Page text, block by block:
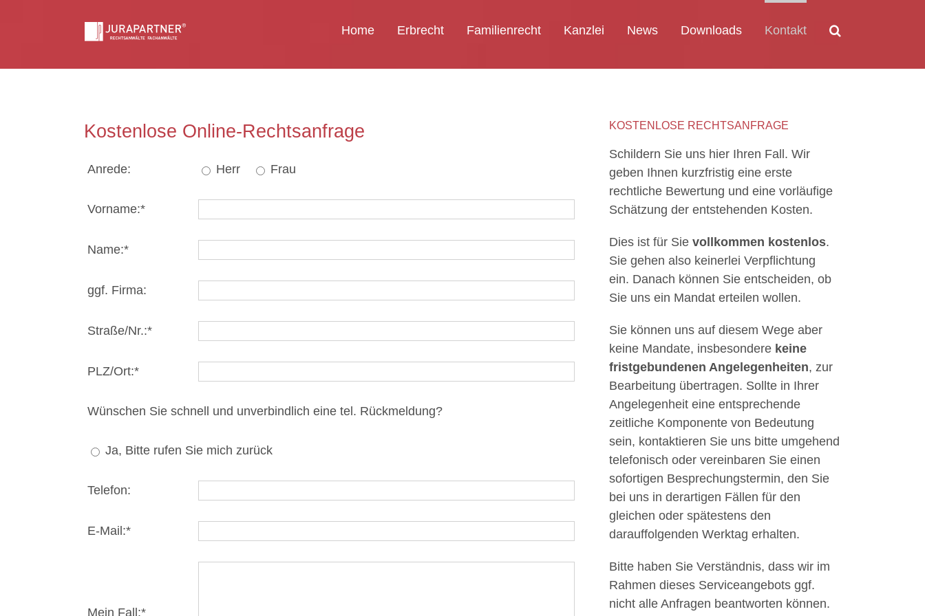
Home Erbrecht Familienrecht Kanzlei News Downloads Kontakt
Kostenlose Online-Rechtsanfrage
Anrede: Herr Frau
Vorname:*
Name:*
ggf. Firma:
Straße/Nr.:*
PLZ/Ort:*
Wünschen Sie schnell und unverbindlich eine tel. Rückmeldung?
Ja, Bitte rufen Sie mich zurück
Telefon:
E-Mail:*
Mein Fall:*
KOSTENLOSE RECHTSANFRAGE
Schildern Sie uns hier Ihren Fall. Wir
geben Ihnen kurzfristig eine erste
rechtliche Bewertung und eine vorläufige
Schätzung der entstehenden Kosten.
Dies ist für Sie vollkommen kostenlos.
Sie gehen also keinerlei Verpflichtung
ein. Danach können Sie entscheiden, ob
Sie uns ein Mandat erteilen wollen.
Sie können uns auf diesem Wege aber
keine Mandate, insbesondere keine
fristgebundenen Angelegenheiten, zur
Bearbeitung übertragen. Sollte in Ihrer
Angelegenheit eine entsprechende
zeitliche Komponente von Bedeutung
sein, kontaktieren Sie uns bitte umgehend
telefonisch oder vereinbaren Sie einen
sofortigen Besprechungstermin, den Sie
bei uns in derartigen Fällen für den
gleichen oder spätestens den
darauffolgenden Werktag erhalten.
Bitte haben Sie Verständnis, dass wir im
Rahmen dieses Serviceangebots ggf.
nicht alle Anfragen beantworten können.